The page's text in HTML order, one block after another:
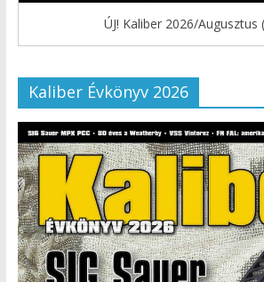
ÚJ! Kaliber 2026/Augusztus
Kaliber Évkönyv 2026